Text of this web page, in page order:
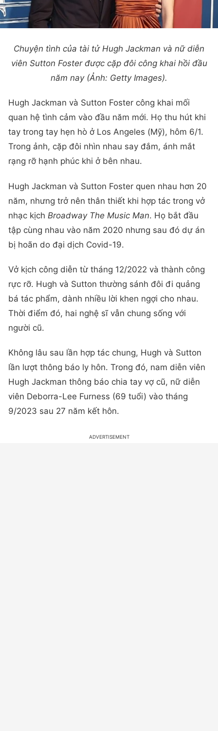
Chuyện tình của tài tử Hugh Jackman và nữ diễn
viên Sutton Foster được cặp đôi công khai hồi đầu
năm nay (Ảnh: Getty Images).
Hugh Jackman và Sutton Foster công khai mối
quan hệ tình cảm vào đầu năm mới. Họ thu hút khi
tay trong tay hẹn hò ở Los Angeles (Mỹ), hôm 6/1.
Trong ảnh, cặp đôi nhìn nhau say đắm, ánh mắt
rạng rỡ hạnh phúc khi ở bên nhau.
Hugh Jackman và Sutton Foster quen nhau hơn 20
năm, nhưng trở nên thân thiết khi hợp tác trong vở
nhạc kịch Broadway The Music Man. Họ bắt đầu
tập cùng nhau vào năm 2020 nhưng sau đó dự án
bị hoãn do đại dịch Covid-19.
Vở kịch công diễn từ tháng 12/2022 và thành công
rực rỡ. Hugh và Sutton thường sánh đôi đi quảng
bá tác phẩm, dành nhiều lời khen ngợi cho nhau.
Thời điểm đó, hai nghệ sĩ vẫn chung sống với
người cũ.
Không lâu sau lần hợp tác chung, Hugh và Sutton
lần lượt thông báo ly hôn. Trong đó, nam diễn viên
Hugh Jackman thông báo chia tay vợ cũ, nữ diễn
viên Deborra-Lee Furness (69 tuổi) vào tháng
9/2023 sau 27 năm kết hôn.